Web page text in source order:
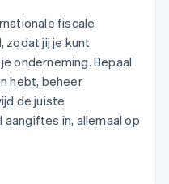
en vrije
code
op
fiscale
zodat jij je kunt
onderneming. Bepaal
hebt, beheer
de juiste
in, allemaal op